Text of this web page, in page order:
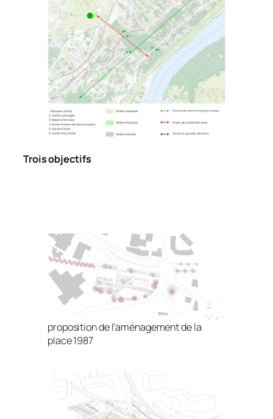
Trois objectifs
proposition de l’aménagement de la
place 1987